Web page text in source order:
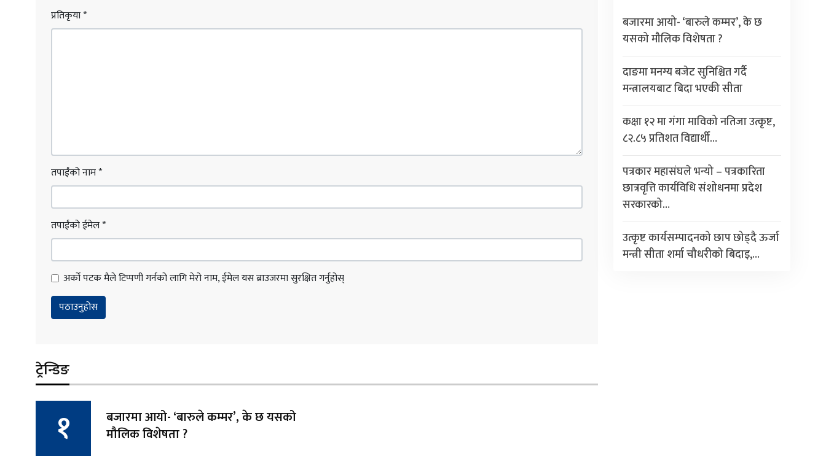
प्रतिकृया*
तपाईंको नाम*
तपाईंको ईमेल*
अर्को पटक मैले टिप्पणी गर्नको लागि मेरो नाम, ईमेल यस ब्राउजरमा सुरक्षित गर्नुहोस्
ट्रेन्डिङ
बजारमा आयो- ‘बारुले कम्मर’, के छ यसको
मौलिक विशेषता ?
बजारमा आयो- ‘बारुले कम्मर’, के छ
यसको मौलिक विशेषता ?
दाङमा मनग्य बजेट सुनिश्चित गर्दै
मन्त्रालयबाट बिदा भएकी सीता
कक्षा १२ मा गंगा माविको नतिजा उत्कृष्ट,
८२.८५ प्रतिशत विद्यार्थी…
पत्रकार महासंघले भन्यो – पत्रकारिता
छात्रवृत्ति कार्यविधि संशोधनमा प्रदेश
सरकारको…
उत्कृष्ट कार्यसम्पादनको छाप छोड्दै ऊर्जा
मन्त्री सीता शर्मा चौधरीको बिदाइ,…